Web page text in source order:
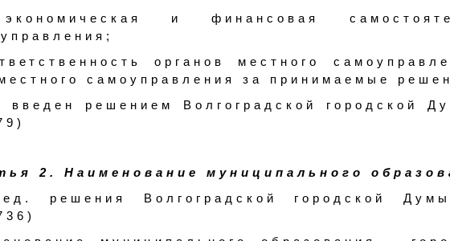
и финансовая
органов местного
самоуправления за принимаемые
введен решением Волгоградской городской
2. Наименование муниципального
решения Волгоградской городской